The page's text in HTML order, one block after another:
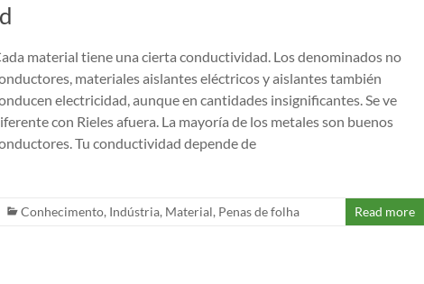
material tiene una cierta conductividad. Los denominados no
materiales aislantes eléctricos y aislantes también
electricidad, aunque en cantidades insignificantes. Se ve
con Rieles afuera. La mayoría de los metales son buenos
Tu conductividad depende de
Conhecimento, Indústria, Material, Penas de folha Read more